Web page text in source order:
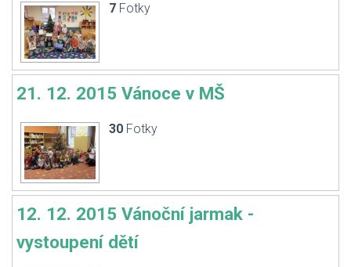
7 Fotky
21. 12. 2015 Vánoce v MŠ
30 Fotky
12. 12. 2015 Vánoční jarmak -
vystoupení dětí